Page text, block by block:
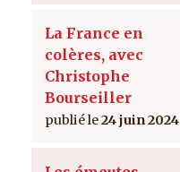
La France en
colères, avec
Christophe
Bourseiller
24 juin 2024